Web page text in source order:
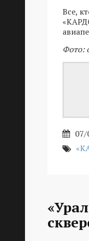
Все,
Фото:
07/